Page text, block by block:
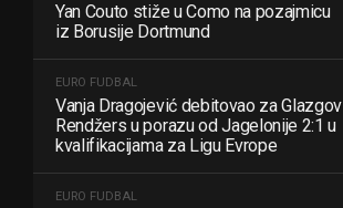
Yan Couto stiže u Como na pozajmicu
iz Borusije Dortmund
EURO FUDBAL
Vanja Dragojević debitovao za Glazgov
Rendžers u porazu od Jagelonije 2:1 u
kvalifikacijama za Ligu Evrope
EURO FUDBAL